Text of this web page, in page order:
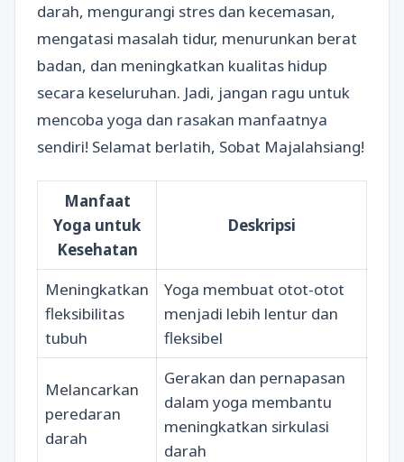
darah, mengurangi stres dan kecemasan,
mengatasi masalah tidur, menurunkan berat
badan, dan meningkatkan kualitas hidup
secara keseluruhan. Jadi, jangan ragu untuk
mencoba yoga dan rasakan manfaatnya
sendiri! Selamat berlatih, Sobat Majalahsiang!
Manfaat
Yoga untuk
Kesehatan
Deskripsi
Meningkatkan
fleksibilitas
tubuh
Yoga membuat otot-otot
menjadi lebih lentur dan
fleksibel
Melancarkan
peredaran
darah
Gerakan dan pernapasan
dalam yoga membantu
meningkatkan sirkulasi
darah